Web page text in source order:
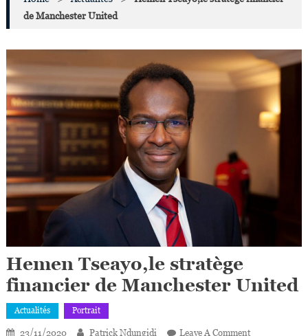
de Manchester United
Hemen Tseayo,le stratège
financier de Manchester United
Actualités Portrait
23/11/2020 Patrick Ndungidi Leave A CommentOn